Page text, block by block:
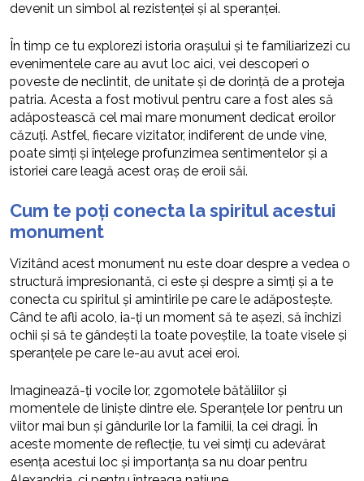
devenit un simbol al rezistenței și al speranței.
În timp ce tu explorezi istoria orașului și te familiarizezi cu
evenimentele care au avut loc aici, vei descoperi o
poveste de neclintit, de unitate și de dorință de a proteja
patria. Acesta a fost motivul pentru care a fost ales să
adăpostească cel mai mare monument dedicat eroilor
căzuți. Astfel, fiecare vizitator, indiferent de unde vine,
poate simți și înțelege profunzimea sentimentelor și a
istoriei care leagă acest oraș de eroii săi.
Cum te poți conecta la spiritul acestui
monument
Vizitând acest monument nu este doar despre a vedea o
structură impresionantă, ci este și despre a simți și a te
conecta cu spiritul și amintirile pe care le adăpostește.
Când te afli acolo, ia-ți un moment să te așezi, să închizi
ochii și să te gândești la toate poveștile, la toate visele și
speranțele pe care le-au avut acei eroi.
Imaginează-ți vocile lor, zgomotele bătăliilor și
momentele de liniște dintre ele. Speranțele lor pentru un
viitor mai bun și gândurile lor la familii, la cei dragi. În
aceste momente de reflecție, tu vei simți cu adevărat
esența acestui loc și importanța sa nu doar pentru